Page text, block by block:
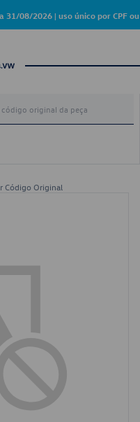
31/08/2026 | uso único por CPF ou
Código Original